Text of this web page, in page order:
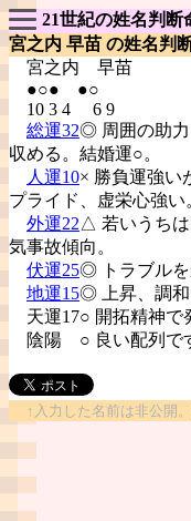
21世紀の姓名判断
宮之内 早苗 の姓名判
宮之内 早苗
●○● ●○
10 3 4 6 9
総運32◎ 周囲の助力
収める。結婚運○。
人運10× 勝負運強い
プライド、虚栄心強い
外運22△ 若いうち
気事故傾向。
伏運25◎ トラブルを
地運15◎ 上昇、調和
天運17○ 開拓精神で
陰陽 ○ 良い配列で
↑入力した名前は非公開